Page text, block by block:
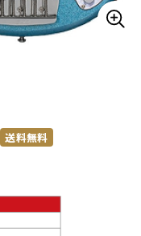
DTM
ヴィンテージ
送料無料